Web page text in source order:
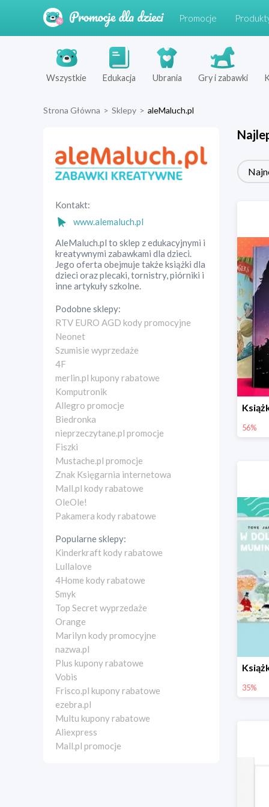
Promocje
Wszystkie Edukacja Ubrania Gry i zabawki
Strona Główna > Sklepy > aleMaluch.pl
Kontakt:
www.alemaluch.pl
AleMaluch.pl to sklep z edukacyjnymi i
kreatywnymi zabawkami dla dzieci.
Jego oferta obejmuje także książki dla
dzieci oraz plecaki, tornistry, piórniki i
inne artykuły szkolne.
Podobne sklepy:
RTV EURO AGD kody promocyjne
Neonet
Szumisie wyprzedaże
4F
merlin.pl kupony rabatowe
Komputronik
Allegro promocje
Biedronka
nieprzeczytane.pl promocje
Fiszki
Mustache.pl promocje
Znak Księgarnia internetowa
Mall.pl kody rabatowe
OleOle!
Pakamera kody rabatowe
Popularne sklepy:
Kinderkraft kody rabatowe
Lullalove
4Home kody rabatowe
Smyk
Top Secret wyprzedaże
Orange
Marilyn kody promocyjne
nazwa.pl
Plus kupony rabatowe
Vobis
Frisco.pl kupony rabatowe
ezebra.pl
Multu kupony rabatowe
Aliexpress
Mall.pl promocje
56%
35%